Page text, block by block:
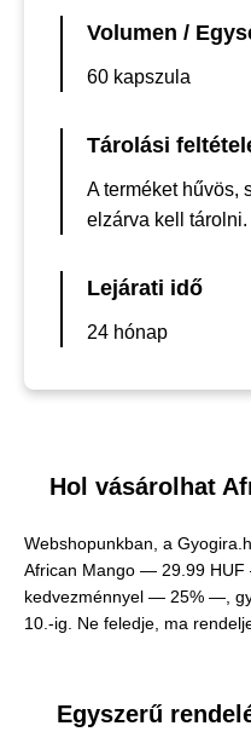
Volumen /
60 kapszula
Tárolási
A terméket hűvös,
elzárva kell tárolni.
Lejárati idő
24 hónap
Hol vásárolhat
Webshopunkban, a
African Mango — 29.99
kedvezménnyel — 25% —,
10.-ig. Ne feledje, ma
Egyszerű